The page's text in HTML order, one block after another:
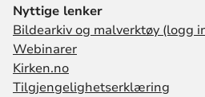
Nyttige lenker
Bildearkiv og malverktøy (logg
Webinarer
Kirken.no
Tilgjengelighetserklæring